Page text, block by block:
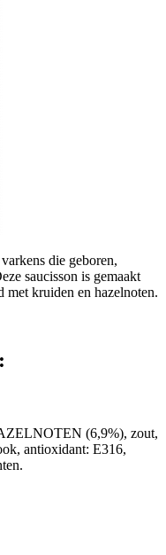
die geboren,
saucisson is gemaakt
kruiden en hazelnoten.
(6,9%), zout,
antioxidant: E316,